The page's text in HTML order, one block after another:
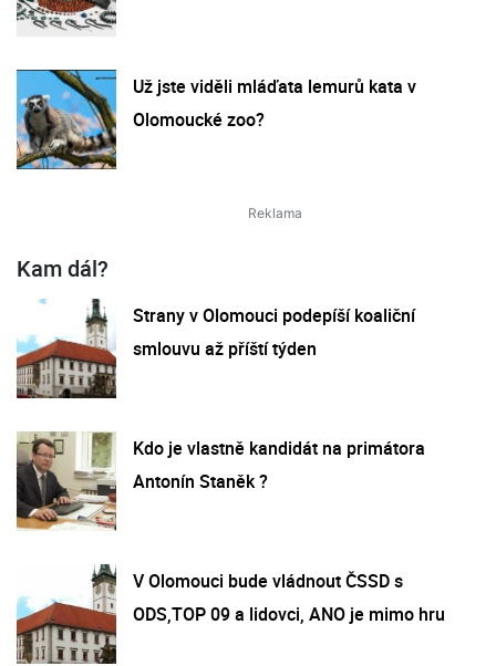
Už jste viděli mláďata lemurů kata v
Olomoucké zoo?
Kam dál?
Strany v Olomouci podepíší koaliční
smlouvu až příští týden
Kdo je vlastně kandidát na primátora
Antonín Staněk ?
V Olomouci bude vládnout ČSSD s
ODS,TOP 09 a lidovci, ANO je mimo hru